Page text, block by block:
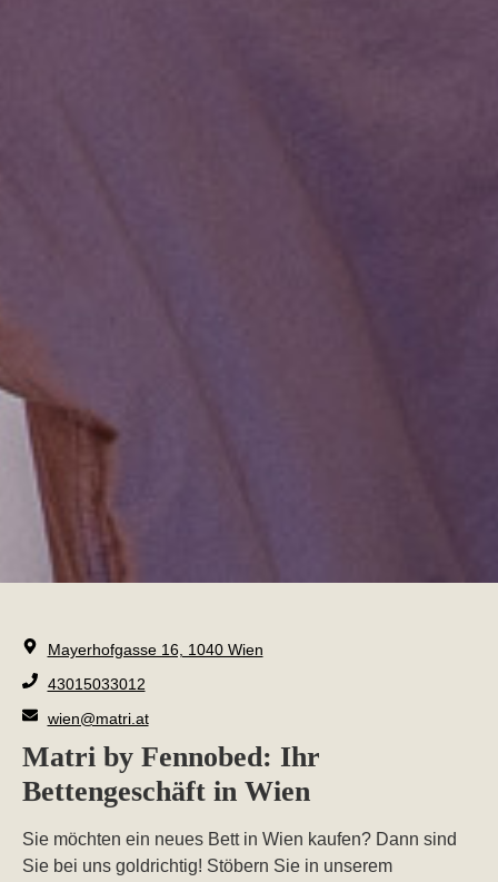
Mayerhofgasse 16, 1040 Wien
43015033012
wien@matri.at
Matri by Fennobed: Ihr
Bettengeschäft in Wien
Sie möchten ein neues Bett in Wien kaufen? Dann sind
Sie bei uns goldrichtig! Stöbern Sie in unserem